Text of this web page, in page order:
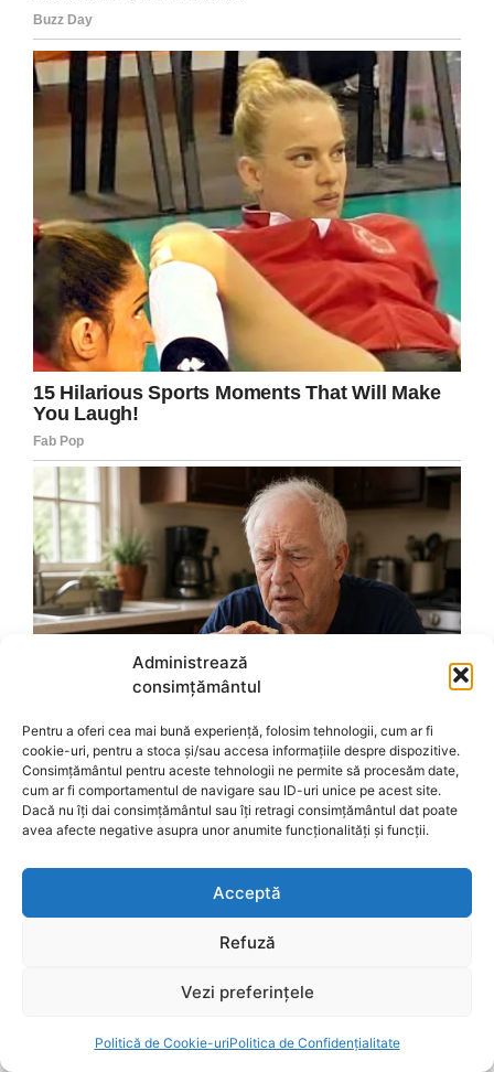
Administrează
consimțământul
Pentru a oferi cea mai bună experiență, folosim tehnologii, cum ar fi
cookie-uri, pentru a stoca și/sau accesa informațiile despre dispozitive.
Consimțământul pentru aceste tehnologii ne permite să procesăm date,
cum ar fi comportamentul de navigare sau ID-uri unice pe acest site.
Dacă nu îți dai consimțământul sau îți retragi consimțământul dat poate
avea afecte negative asupra unor anumite funcționalități și funcții.
Acceptă
Refuză
Vezi preferințele
Politică de Cookie-uriPolitica de Confidențialitate